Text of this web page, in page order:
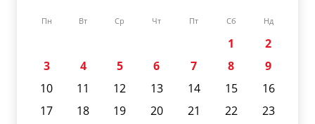
Пн Вт Ср Чт Пт Сб Нд
1
2
3
4 5 6 7 8
9
10
11 12 13 14 15
16
17
18 19 20 21 22
23